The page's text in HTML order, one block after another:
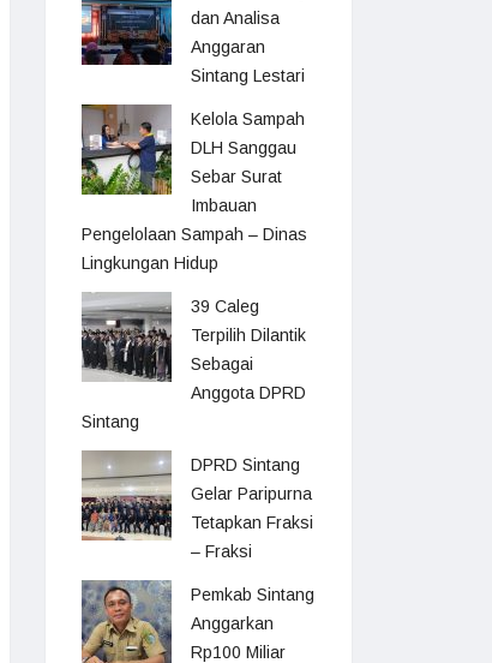
dan Analisa
Anggaran
Sintang Lestari
Kelola Sampah
DLH Sanggau
Sebar Surat
Imbauan
Pengelolaan Sampah – Dinas
Lingkungan Hidup
39 Caleg
Terpilih Dilantik
Sebagai
Anggota DPRD
Sintang
DPRD Sintang
Gelar Paripurna
Tetapkan Fraksi
– Fraksi
Pemkab Sintang
Anggarkan
Rp100 Miliar